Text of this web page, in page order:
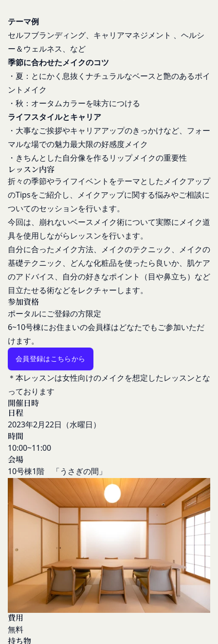
テーマ例
セルフブランディング、キャリアマネジメント 、ヘルシ
ー＆ウェルネス、など
季節に合わせたメイクのコツ
・夏：とにかく息抜くナチュラルなベースと艶のあるポイ
ントメイク
・秋：オータムカラーを味方につける
ライフスタイルとキャリア
・大事なご挨拶やキャリアアップのきっかけなど、フォー
マルな場での魅力最大限の好感度メイク
・きちんとした自分像を作るリップメイクの重要性
レッスン内容
折々の季節やライフイベントをテーマとしたメイクアップ
のTipsをご紹介し、メイクアップに関する悩みやご相談に
ついてのセッションを行います。
今回は、崩れないベースメイク術について実際にメイク道
具を使用しながらレッスンを行います。
自分に合ったメイク方法、メイクのテクニック、メイクの
基礎テクニック、どんな化粧品を使ったら良いか、肌ケア
のアドバイス、自分の好きなポイント（目や鼻立ち）など
目立たせる術などをレクチャーします。
参加資格
ポータルにご登録の方限定
6~10号棟にお住まいの会員様はどなたでもご参加いただ
けます。
会員登録はこちらから
＊本レッスンは女性向けのメイクを想定したレッスンとな
っております
開催日時
日程
2023年2月22日（水曜日）
時間
10:00~11:00
会場
10号棟1階 「うさぎの間」
費用
無料
持ち物
を使用することがあります。
クッキーは、ウェブサイトを利用されたときにご利
せるもので、これを利用することにより当社のサー
バに、当社サイト内におけるお客様の行動履歴(ア
クセスしたURL、コンテンツ、参照順序等)や、年
齢や性別、職業、居住地域、位置情報等個人が特定
できない属性情報(それらの組み合わせによっても
個人が特定できないもの)を取得することがありま
す。
お客様がご自身に関する情報の取得を望まれない場
合は、ブラウザや携帯端末の設定により、クッキー
の受け取りを拒否することも可能です。なお、クッ
キーの受け取りを拒否された場合、当社のサービス
の一部がご利用できなくなることがあります。
適正管理
当社は、お客様情報への不正なアクセスや漏洩等を
防ぐため、セキュリティーの維持に努めます。ま
た、当社は、当社の通常の事業運営に照らして当社
が不要と判断した場合、お客様から取得したお客様
情報を安全かつ合理的な方法で消去します。
第三者への提供等
当社は、以下の場合、お客様情報を第三者と共有す
ることがあります。（以下、当社がお客様情報を提
供した相手方を「提供先」といいます。）
お客様の同意を得た場合
当社は、お客様の同意を得た場合、お客様情報（個
人情報の場合もあります。）を第三者である会社、
組織、個人に提供することがあります。
第三者サービス提供者との共有
支払処理、データ分析、メール送信、ホスティング
サービス、カスタマーサービスなどを当社の代理で
行うサービスを提供する第三者、または、当社のマ
客様情報を提供することがあります。
当社は、Facebook、Googleアカウント、Twitter
その他の外部サービスとの連携または外部サービス
を利用した認証にあたり、当該外部サービス運営会
社にお客様情報を提供することがあります。
法律上の理由
お客様の居住国内外において、法律、規則、法的手
段または公的もしくは政府機関からの要求により、
当社がお客様情報の全部または一部を開示すること
が必要になる場合があります。
当社は、国家安全保障、法の執行またはその他の交
易の実現のために必要または適切であると判断した
場合、お客様情報の全部または一部を公開すること
があります。
当社は、当社の利用規約の執行、当社の運営または
と判断する場合、お客様情報の全部または一部を開
発信する場合、それらは本規約の一部を構成するも
のとし、個別規定、追加規定又はルール等が本規約
と抵触する場合には、当該個別規定、追加規定又は
ルール等が優先されるものとします。
当社は、本規約を変更する必要が生じた場合には、
会員の明示の承諾を得ることなく、本規約を変更す
ることができるものとします。
前項による本規約の変更をするときは、その効力発
生日を定め、かつ、本規約を変更する旨及び変更後
の本規約の内容並びにその効力発生日を、会員に対
し、本規約変更の効力発生日前に、第11条に定め
る方法により通知するものとします。ただし、文言
の修正等、会員に不利益を与えるものではない軽微
な変更の場合には、当該通知を省略することができ
ます。
本規約変更の効力発生日後に本サービスの利用を行
った場合、会員は本規約の変更に同意したものとみ
なします。
当社が提供する本サービス以外のサービス又は提携
パートナーが提供するサービスについては、各サー
ビスに定められる利用規約等に従ってご利用くださ
い。
本契約において使用される以下の各用語は各々以下
に定める意味を有します。
第3条（提供されるサービス）
当社が提供する本サービスは、次の各号に掲げるサ
ービスとします。
ービス
前各号に付随する各種サービス
当社は、前項各号に定めるサービスの内容を変更す
ることができるものとします。
第4条（会員登録）
ら当社の指定する方法に従い、会員登録を希望する
申し込みが行われた場合には、登録手続きにおいて
のとみなします。
当社は、会員登録を申請した者が以下の各号のいず
れかの事由に該当する場合は、登録を拒否すること
があります。
当社に提供された登録情報の全部又は一部につ
当該登録希望者が、本サービス又は当社が提供
するその他のサービスの利用に際して、過去に
アカウント削除等の利用停止措置を受けたこと
があり、又は現在受けている場合
未成年者、成年被後見人、被保佐人又は被補助
人のいずれかであって、法定代理人、後見人､保